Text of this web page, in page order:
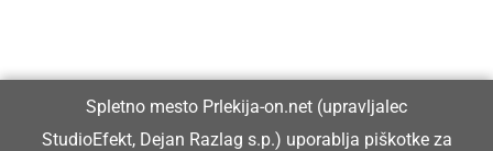
Več v kultura in
izobraževanje
Spletno mesto Prlekija-on.net (upravljalec
StudioEfekt, Dejan Razlag s.p.) uporablja piškotke za